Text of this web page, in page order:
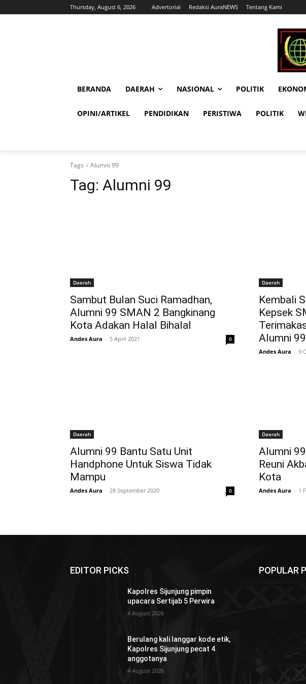
Thursday, August 6, 2026 Advertorial Redaksi AuraNEWS Tentang Kami
BERANDA DAERAH NASIONAL POLITIK
OPINI/ARTIKEL PENDIDIKAN PERISTIWA POLITIK
Tags Alumni 99
Tag: Alumni 99
Daerah
Sambut Bulan Suci Ramadhan,
Alumni 99 SMAN 2 Bangkinang
Kota Adakan Halal Bihalal
Andes Aura - 5 April 2021 0
Daerah
Kembali
Kepsek
Alumni 99
Andes Aura - 9
Daerah
Alumni 99 Bantu Satu Unit
Handphone Untuk Siswa Tidak
Mampu
Andes Aura - 28 September 2020 0
Daerah
Alumni
Reuni
Kota
Andes Aura - 1
EDITOR PICKS
Kapolres Sijunjung pimpin
upacara Sertijab 5 Perwira
4 August 2026
Berulang kali langgar kode etik,
Kapolres Sijunjung pecat 4
anggotanya
4 August 2026
POPULAR